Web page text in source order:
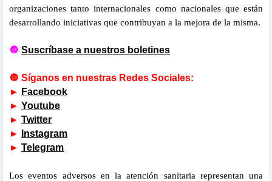
organizaciones tanto internacionales como nacionales que están
desarrollando iniciativas que contribuyan a la mejora de la misma.
🔘 Suscríbase a nuestros boletines
🔘 Síganos en nuestras Redes Sociales:
► Facebook
► Youtube
► Twitter
►
Instagram
► Telegram
Los eventos adversos en la atención sanitaria representan una